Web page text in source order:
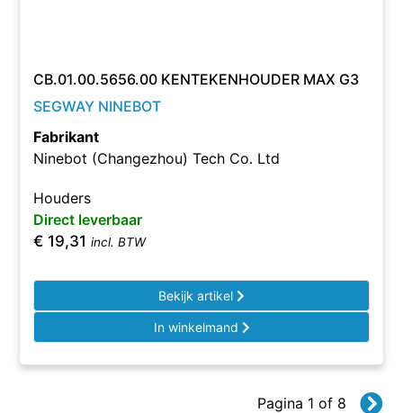
CB.01.00.5656.00 KENTEKENHOUDER MAX G3
SEGWAY NINEBOT
Fabrikant
Ninebot (Changezhou) Tech Co. Ltd
Houders
Direct leverbaar
€ 19,31 incl. BTW
Bekijk artikel
In winkelmand
Pagina 1 of 8